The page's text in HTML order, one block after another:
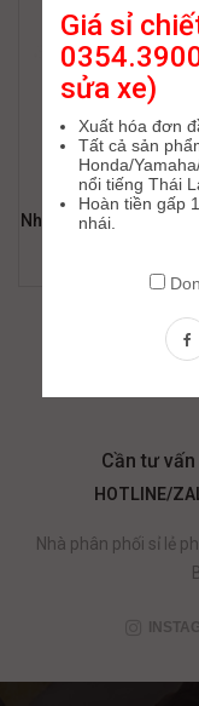
Nhông Sên Dĩa DID
Cần tư
HOTLINE/
Nhà phân phối sỉ lẻ
Giá sỉ
sửa xe)
Xuất hóa đơn
Tất cả sản
Honda/
nổi tiếng Thái
Hoàn tiền gấp
nhái.